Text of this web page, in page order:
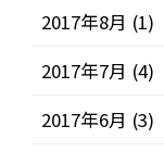
2017年8月 (1)
2017年7月 (4)
2017年6月 (3)